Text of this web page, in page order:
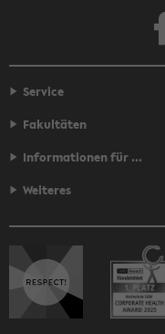
Service
Fakultäten
Informationen für ...
Weiteres